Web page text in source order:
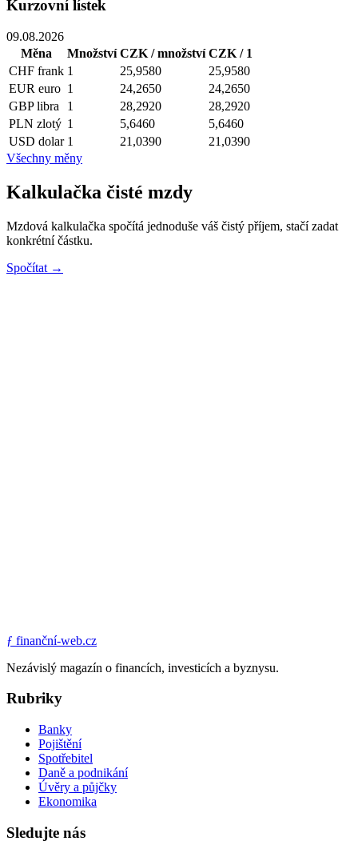
Kurzovní lístek
09.08.2026
Měna
Množství CZK / množství CZK / 1
CHF frank 1 25,9580
25,9580
EUR euro 1 24,2650
24,2650
GBP libra 1 28,2920
28,2920
PLN zlotý 1 5,6460
5,6460
USD dolar 1 21,0390
21,0390
Všechny měny
Kalkulačka čisté mzdy
Mzdová kalkulačka spočítá jednoduše váš čistý příjem, stačí zadat
konkrétní částku.
Spočítat →
ƒ finanční-web.cz
Nezávislý magazín o financích, investicích a byznysu.
Rubriky
Banky
Pojištění
Spotřebitel
Daně a podnikání
Úvěry a půjčky
Ekonomika
Sledujte nás